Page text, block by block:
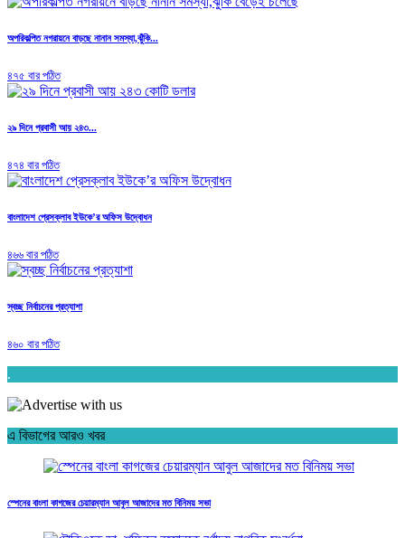
অপরিকল্পিত নগরায়নে বাড়ছে নানান সমস্যা,ঝুঁকি...
৪৭৫ বার পঠিত
২৯ দিনে প্রবাসী আয় ২৪৩...
৪৭৪ বার পঠিত
বাংলাদেশ প্রেসক্লাব ইউকে’র অফিস উদ্বোধন
৪৬৬ বার পঠিত
স্বচ্ছ নির্বাচনের প্রত্যাশা
৪৬০ বার পঠিত
.
এ বিভাগের আরও খবর
স্পেনের বাংলা কাগজের চেয়ারম্যান আবুল আজাদের মত বিনিময় সভা